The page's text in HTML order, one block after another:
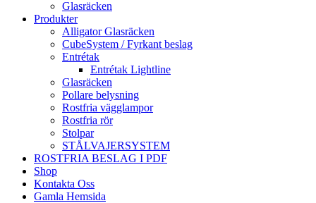
Glasräcken
Produkter
Alligator Glasräcken
CubeSystem / Fyrkant beslag
Entrétak
Entrétak Lightline
Glasräcken
Pollare belysning
Rostfria vägglampor
Rostfria rör
Stolpar
STÅLVAJERSYSTEM
ROSTFRIA BESLAG I PDF
Shop
Kontakta Oss
Gamla Hemsida